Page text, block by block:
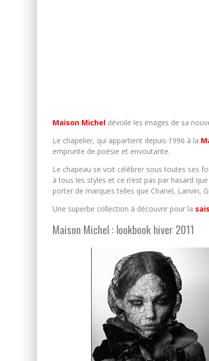
Maison Michel dévoile les images de sa
Le chapelier, qui appartient depuis 1996 à la
emprunte de poésie et envoutante.
Le chapeau se voit célébrer sous toutes ses
à tous les styles et ce n’est pas par hasard
porter de marques telles que Chanel, Lanvin,
Une superbe collection à découvrir pour la
Maison Michel : lookbook hiver 2011